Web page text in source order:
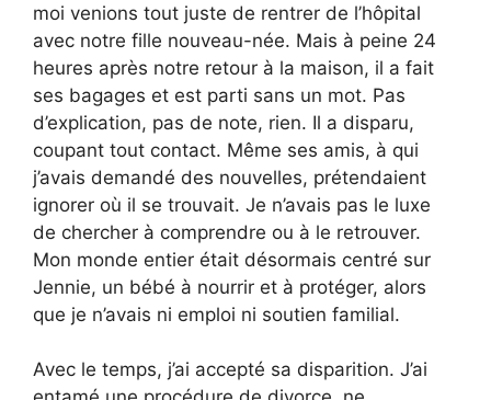
moi venions tout juste de rentrer de l’hôpital
avec notre fille nouveau-née. Mais à peine 24
heures après notre retour à la maison, il a fait
ses bagages et est parti sans un mot. Pas
d’explication, pas de note, rien. Il a disparu,
coupant tout contact. Même ses amis, à qui
j’avais demandé des nouvelles, prétendaient
ignorer où il se trouvait. Je n’avais pas le luxe
de chercher à comprendre ou à le retrouver.
Mon monde entier était désormais centré sur
Jennie, un bébé à nourrir et à protéger, alors
que je n’avais ni emploi ni soutien familial.
Avec le temps, j’ai accepté sa disparition. J’ai